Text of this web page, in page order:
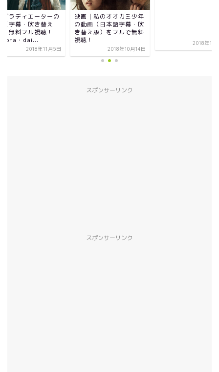
映画｜私のオオカミ少年
の動画（日本語字幕・吹
き替え版）をフルで無料
視聴！
2018年10月14日
pandora・
スポンサーリンク
スポンサーリンク